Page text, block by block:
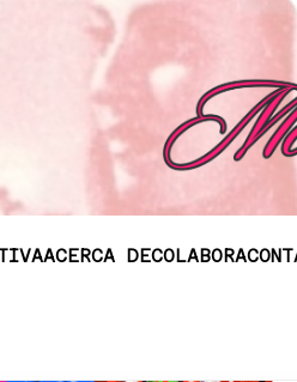
ACERCA DECOLABORA